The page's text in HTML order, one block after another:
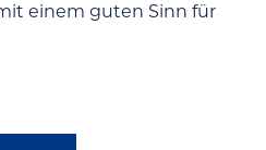
einem guten Sinn für